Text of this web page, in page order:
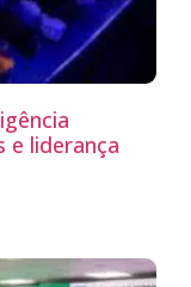
e liderança